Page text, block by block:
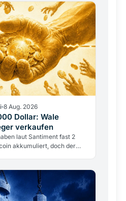
8 Aug. 2026
Dollar: Wale
verkaufen
laut Santiment fast 2
akkumuliert, doch der